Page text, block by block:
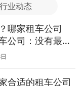
行业动态
哪家租车公司
公司：没有最
选择
合适的租车公司